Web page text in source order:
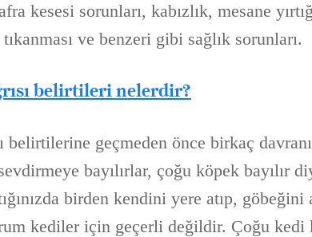
kesesi sorunları, kabızlık, mesane
ve benzeri gibi sağlık sorunları.
belirtileri nelerdir?
belirtilerine geçmeden önce birkaç
bayılırlar, çoğu köpek bayılır
birden kendini yere atıp,
kediler için geçerli değildir. Çoğu kedi